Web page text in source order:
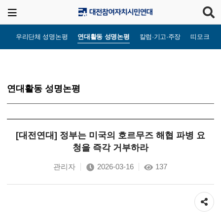
우리단체 성명논평 연대활동 성명논평 칼럼·기고·주장 띠모크라
연대활동 성명논평
[대전연대] 정부는 미국의 호르무즈 해협 파병 요
청을 즉각 거부하라
관리자 2026-03-16 137
공유하기